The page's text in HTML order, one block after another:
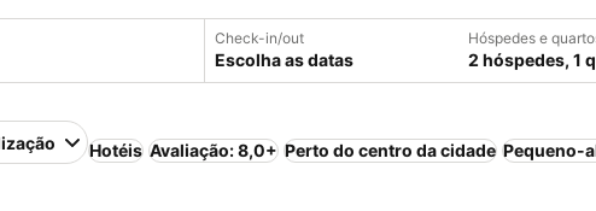
Check-in/out
Escolha as datas
Hóspedes e
2 hóspedes, 1
Hotéis Avaliação: 8,0+ Perto do centro da cidade Pequeno-